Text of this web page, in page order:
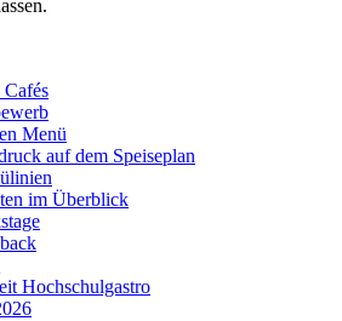
Menü
auf dem Speiseplan
im Überblick
Hochschulgastro